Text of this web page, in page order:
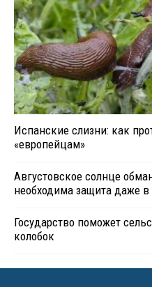
Испанские слизни: как
«европейцам»
Августовское солнце
необходима защита даже в
Государство поможет
колобок